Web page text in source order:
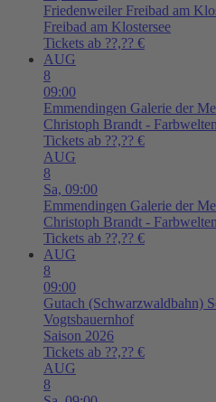
Friedenweiler Freibad am
Freibad am Klostersee
Tickets ab ??,?? €
AUG
8
09:00
Emmendingen Galerie der
Christoph Brandt - Farbwelten
Tickets ab ??,?? €
AUG
8
Sa, 09:00
Emmendingen Galerie der
Christoph Brandt - Farbwelten
Tickets ab ??,?? €
AUG
8
09:00
Gutach (Schwarzwaldbahn)
Vogtsbauernhof
Saison 2026
Tickets ab ??,?? €
AUG
8